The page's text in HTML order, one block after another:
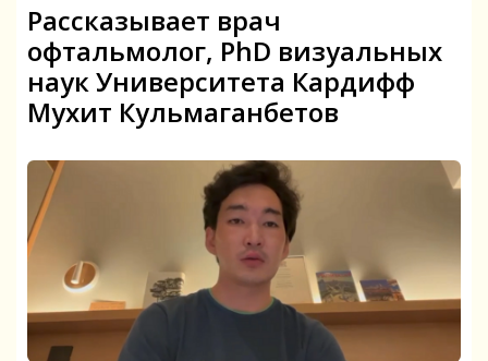
Рассказывает врач
офтальмолог, PhD визуальных
наук Университета Кардифф
Мухит Кульмаганбетов